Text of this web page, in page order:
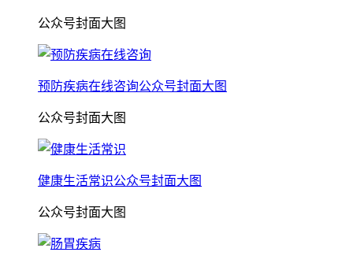
公众号封面大图
预防疾病在线咨询公众号封面大图
公众号封面大图
健康生活常识公众号封面大图
公众号封面大图